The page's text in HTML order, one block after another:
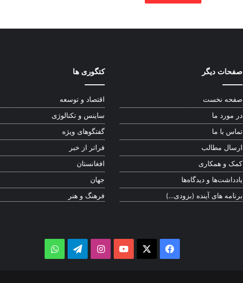
صفحات دیگر
صفحه نخست
در مورد ما
تماس با ما
ارسال مطالب
کمک و همکاری
یادداشت‌ها و دیدگاه‌ها
برنامه های آینده (بزودی…)
کتگوری ها
اقتصاد و توسعه
ساینس و تکنالوژی
گفتگوهای ویژه
فراتر از خبر
افغانستان
جهان
فرهنگ و هنر
Facebook
YouTube
Instagram
Telegram
WhatsApp